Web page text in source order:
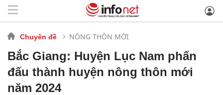
Chuyên đề NÔNG THÔN MỚI
Bắc Giang: Huyện Lục Nam phấn
đấu thành huyện nông thôn mới
năm 2024